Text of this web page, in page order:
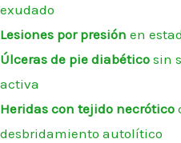
exudado
Lesiones por presión en
Úlceras de pie diabético sin
activa
Heridas con tejido necrótico
desbridamiento autolítico